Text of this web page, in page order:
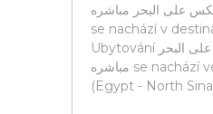
على البحر مباشره
se nachází v
Ubytování فيلا دوبلكس على البحر
مباشره se nachází ve městě Arish
(Egypt - North